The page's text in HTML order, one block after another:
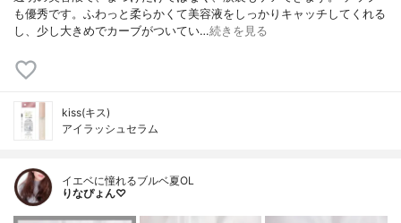
も優秀です。ふわっと柔らかくて美容液をしっかりキャッチしてくれる
し、少し大きめでカーブがついてい…続きを見る
kiss(キス)
アイラッシュセラム
イエベに憧れるブルベ夏OL
りなぴょん♡